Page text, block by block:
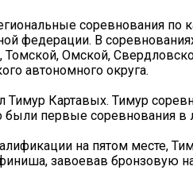
соревнования
федерации. В
Томской, Омской,
автономного округа.
Картавых. Тимур
первые соревнования в
на пятом месте,
завоевав бронзовую